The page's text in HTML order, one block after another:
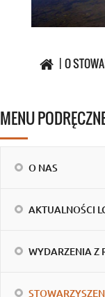
O
MENU
O NAS
AKTUALNOŚCI
WYDARZENIA Z